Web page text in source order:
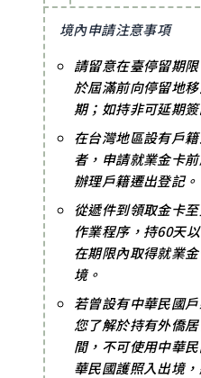
境內申請注意事項
請留意在臺停留期
於屆滿前向停留地
期；如持非可延期
在台灣地區設有戶
者，申請就業金卡
辦理戶籍遷出登記。
從遞件到領取金卡
作業程序，持60天
在期限內取得就業
境。
若曾設有中華民國
您了解於持有外僑
間，不可使用中華
華民國護照入出境